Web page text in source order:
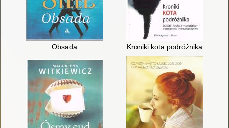
Obsada Kroniki kota podróżnika